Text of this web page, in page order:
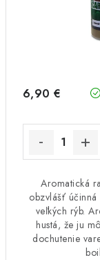
6,90 €
Aromatická
obzvlášť
veľkých rýb.
hustá, že ju
dochutenie